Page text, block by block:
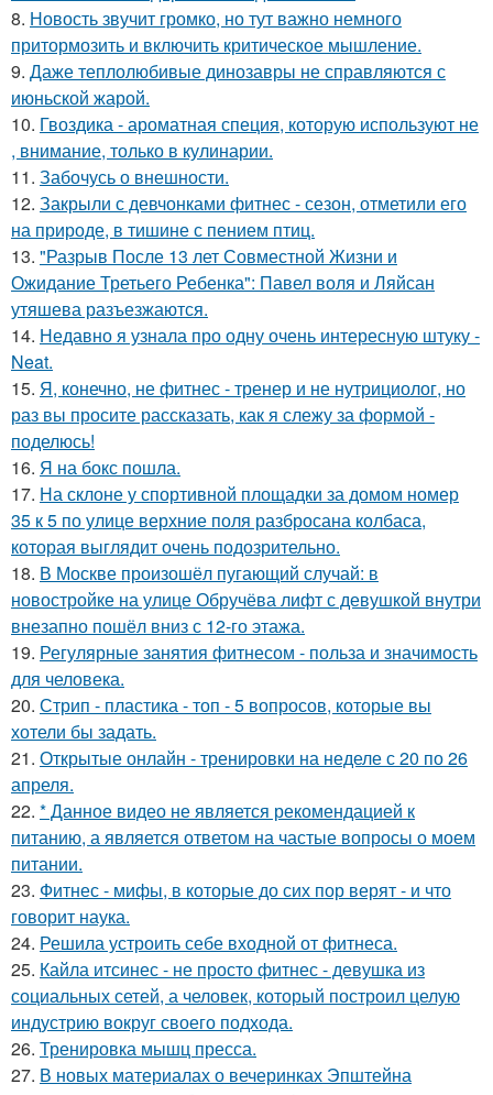
8. Новость звучит громко, но тут важно немного
притормозить и включить критическое мышление.
9. Даже теплолюбивые динозавры не справляются с
июньской жарой.
10. Гвоздика - ароматная специя, которую используют не
, внимание, только в кулинарии.
11. Забочусь о внешности.
12. Закрыли с девчонками фитнес - сезон, отметили его
на природе, в тишине с пением птиц.
13. "Разрыв После 13 лет Совместной Жизни и
Ожидание Третьего Ребенка": Павел воля и Ляйсан
утяшева разъезжаются.
14. Недавно я узнала про одну очень интересную штуку -
Neat.
15. Я, конечно, не фитнес - тренер и не нутрициолог, но
раз вы просите рассказать, как я слежу за формой -
поделюсь!
16. Я на бокс пошла.
17. На склоне у спортивной площадки за домом номер
35 к 5 по улице верхние поля разбросана колбаса,
которая выглядит очень подозрительно.
18. В Москве произошёл пугающий случай: в
новостройке на улице Обручёва лифт с девушкой внутри
внезапно пошёл вниз с 12-го этажа.
19. Регулярные занятия фитнесом - польза и значимость
для человека.
20. Стрип - пластика - топ - 5 вопросов, которые вы
хотели бы задать.
21. Открытые онлайн - тренировки на неделе с 20 по 26
апреля.
22. * Данное видео не является рекомендацией к
питанию, а является ответом на частые вопросы о моем
питании.
23. Фитнес - мифы, в которые до сих пор верят - и что
говорит наука.
24. Решила устроить себе входной от фитнеса.
25. Кайла итсинес - не просто фитнес - девушка из
социальных сетей, а человек, который построил целую
индустрию вокруг своего подхода.
26. Тренировка мышц пресса.
27. В новых материалах о вечеринках Эпштейна